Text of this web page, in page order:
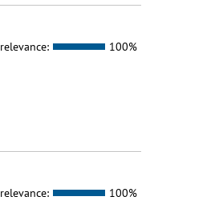
relevance: 100%
relevance: 100%